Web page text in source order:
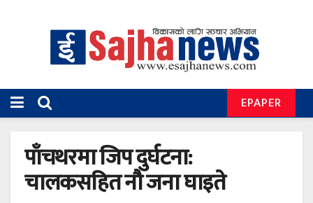
EPAPER
पाँचथरमा जिप दुर्घटना:
चालकसहित नौ जना घाइते